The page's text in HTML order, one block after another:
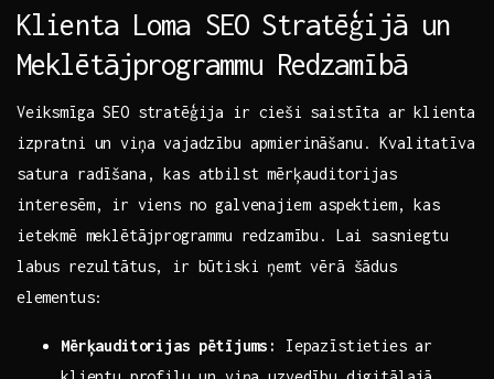
Klienta Loma SEO ⁣Stratēģijā un
Meklētājprogrammu ⁢Redzamībā
Veiksmīga SEO stratēģija ir cieši⁤ saistīta ar klienta
izpratni un viņa vajadzību apmierināšanu. Kvalitatīva
satura radīšana, kas‌ atbilst⁤ mērķauditorijas
interesēm, ⁤ir viens no ​galvenajiem⁣ aspektiem, kas
ietekmē⁣ meklētājprogrammu ⁢redzamību. Lai sasniegtu
labus rezultātus, ir būtiski ņemt⁣ vērā‌ šādus
⁤elementus:
Mērķauditorijas pētījums:
Iepazīstieties ar⁣